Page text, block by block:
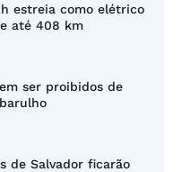
estreia como elétrico
até 408 km
ser proibidos de
de Salvador ficarão